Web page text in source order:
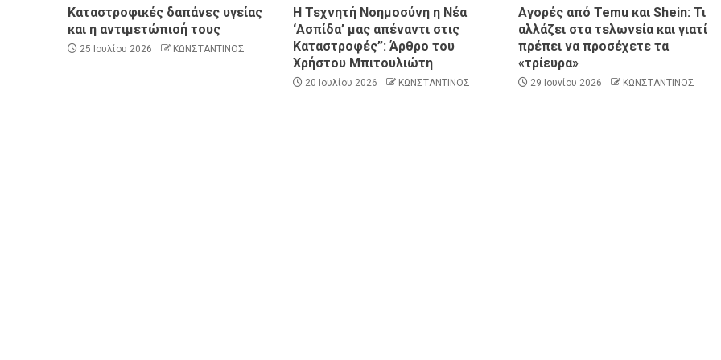
Καταστροφικές δαπάνες υγείας
και η αντιμετώπισή τους
25 Ιουλίου 2026 ΚΩΝΣΤΑΝΤΙΝΟΣ
Η Τεχνητή Νοημοσύνη η Νέα
‘Ασπίδα’ μας απέναντι στις
Καταστροφές”: Άρθρο του
Χρήστου Μπιτουλιώτη
20 Ιουλίου 2026 ΚΩΝΣΤΑΝΤΙΝΟΣ
Αγορές από Temu και Shein: Τι
αλλάζει στα τελωνεία και γιατί
πρέπει να προσέχετε τα
«τρίευρα»
29 Ιουνίου 2026 ΚΩΝΣΤΑΝΤΙΝΟΣ
ΠΑΡΑΠΟΛΙΤΙΚΑ ΠΟΛΙΤΙΚΗ
Η συνέπεια μετριέται: Από τη ΔΕΘ του 2019